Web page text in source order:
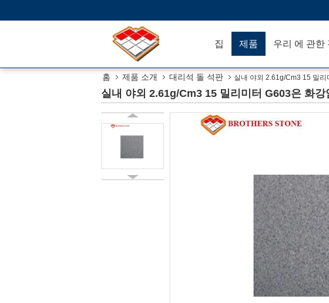
집 제품 우리 에 관한
홈 제품 소개 대리석 돌 석판 실내 야외 2.61g/Cm3 15 밀
실내 야외 2.61g/Cm3 15 밀리미터 G603은 화